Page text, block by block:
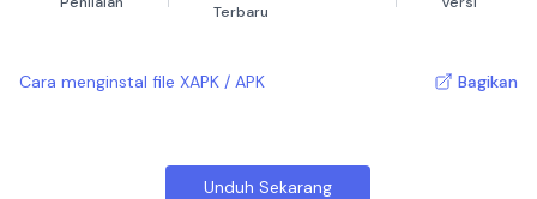
Terbaru
Cara menginstal file XAPK / APK Bagikan
Unduh Sekarang